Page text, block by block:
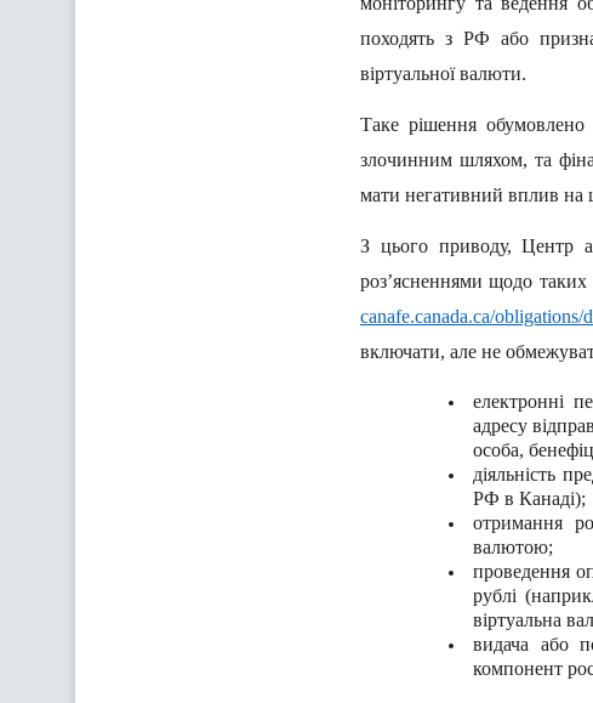
походять з РФ або
віртуальної валюти.
Таке рішення
злочинним шляхом, та
мати негативний вплив на
З цього приводу, Центр
роз’ясненнями щодо таких
canafe.canada.ca/obligations/
включати, але не
електронні
адресу
особа,
діяльність
РФ в Канаді);
отримання
валютою;
проведення
рублі
віртуальна
видача або
компонент